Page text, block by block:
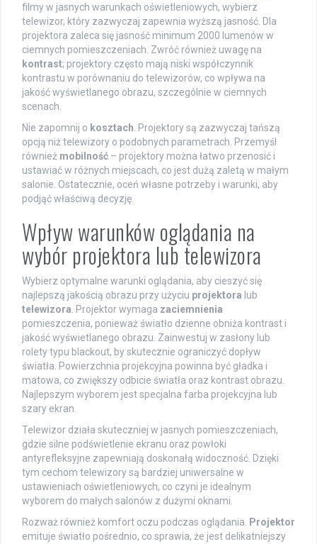
filmy w jasnych warunkach oświetleniowych, wybierz
telewizor, który zazwyczaj zapewnia wyższą jasność. Dla
projektora zaleca się jasność minimum 2000 lumenów w
ciemnych pomieszczeniach. Zwróć również uwagę na
kontrast; projektory często mają niski współczynnik
kontrastu w porównaniu do telewizorów, co wpływa na
jakość wyświetlanego obrazu, szczególnie w ciemnych
scenach.
Nie zapomnij o kosztach . Projektory są zazwyczaj tańszą
opcją niż telewizory o podobnych parametrach. Przemyśl
również mobilność – projektory można łatwo przenosić i
ustawiać w różnych miejscach, co jest dużą zaletą w małym
salonie. Ostatecznie, oceń własne potrzeby i warunki, aby
podjąć właściwą decyzję.
Wpływ warunków oglądania na
wybór projektora lub telewizora
Wybierz optymalne warunki oglądania, aby cieszyć się
najlepszą jakością obrazu przy użyciu projektora lub
telewizora . Projektor wymaga zaciemnienia
pomieszczenia, ponieważ światło dzienne obniża kontrast i
jakość wyświetlanego obrazu. Zainwestuj w zasłony lub
rolety typu blackout, by skutecznie ograniczyć dopływ
światła. Powierzchnia projekcyjna powinna być gładka i
matowa, co zwiększy odbicie światła oraz kontrast obrazu.
Najlepszym wyborem jest specjalna farba projekcyjna lub
szary ekran.
Telewizor działa skuteczniej w jasnych pomieszczeniach,
gdzie silne podświetlenie ekranu oraz powłoki
antyrefleksyjne zapewniają doskonałą widoczność. Dzięki
tym cechom telewizory są bardziej uniwersalne w
ustawieniach oświetleniowych, co czyni je idealnym
wyborem do małych salonów z dużymi oknami.
Rozważ również komfort oczu podczas oglądania.
Projektor
emituje światło pośrednio, co sprawia, że jest delikatniejszy